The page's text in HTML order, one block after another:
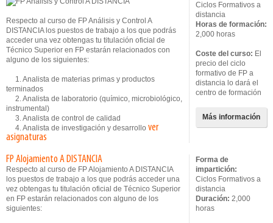
Respecto al curso de FP Análisis y Control A
DISTANCIA los puestos de trabajo a los que podrás
acceder una vez obtengas tu titulación oficial de
Técnico Superior en FP estarán relacionados con
alguno de los siguientes:
1. Analista de materias primas y productos
terminados
2. Analista de laboratorio (químico, microbiológico,
instrumental)
3. Analista de control de calidad
4. Analista de investigación y desarrollo ver
asignaturas
Ciclos Formativos a
distancia
Horas de formación:
2,000 horas
Coste del curso: El
precio del ciclo
formativo de FP a
distancia lo dará el
centro de formación
Más información
FP Alojamiento A DISTANCIA
Respecto al curso de FP Alojamiento A DISTANCIA
los puestos de trabajo a los que podrás acceder una
vez obtengas tu titulación oficial de Técnico Superior
en FP estarán relacionados con alguno de los
siguientes:
Forma de
impartición:
Ciclos Formativos a
distancia
Duración: 2,000
horas